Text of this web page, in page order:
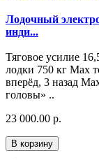
Лодочный
инди...
Тяговое усилие
лодки 750 кг Мах
вперёд, 3 назад
головы» ..
23 000.00 р.
В корзину